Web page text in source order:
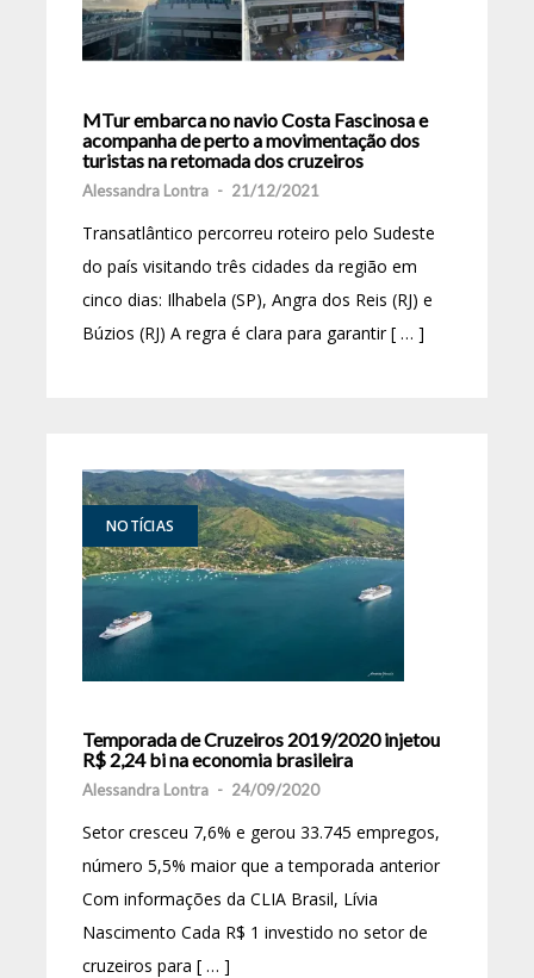
MTur embarca no navio Costa Fascinosa e
acompanha de perto a movimentação dos
turistas na retomada dos cruzeiros
Alessandra Lontra - 21/12/2021
Transatlântico percorreu roteiro pelo Sudeste
do país visitando três cidades da região em
cinco dias: Ilhabela (SP), Angra dos Reis (RJ) e
Búzios (RJ) A regra é clara para garantir [ … ]
NOTÍCIAS
Temporada de Cruzeiros 2019/2020 injetou
R$ 2,24 bi na economia brasileira
Alessandra Lontra - 24/09/2020
Setor cresceu 7,6% e gerou 33.745 empregos,
número 5,5% maior que a temporada anterior
Com informações da CLIA Brasil, Lívia
Nascimento Cada R$ 1 investido no setor de
cruzeiros para [ … ]